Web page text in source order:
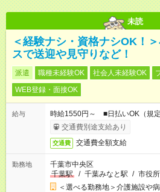
未読
＜経験ナシ・資格ナシOK！
スで送迎や見守りなど！
派遣 職種未経験OK 社会人未経験OK
WEB登録・面接OK
給与
時給1550円～ ■日払いOK（規定
交通費別途支給あり
交通費 交通費全額支給
勤務地
千葉市中央区
千葉駅
/ 千葉みなと駅 / 市役
＜選べる勤務地＞介護施設